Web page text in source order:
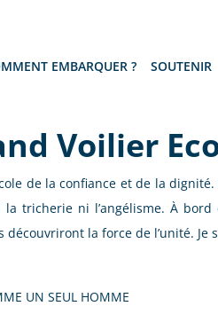
EMBARQUER ? SOUTENIR
Voilier
de la confiance et de la
tricherie ni l’angélisme. À
découvriront la force de l’unité.
UN SEUL HOMME